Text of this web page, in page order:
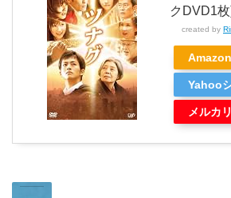
クDVD1
created by
Amazon
Yahoo
メルカリ